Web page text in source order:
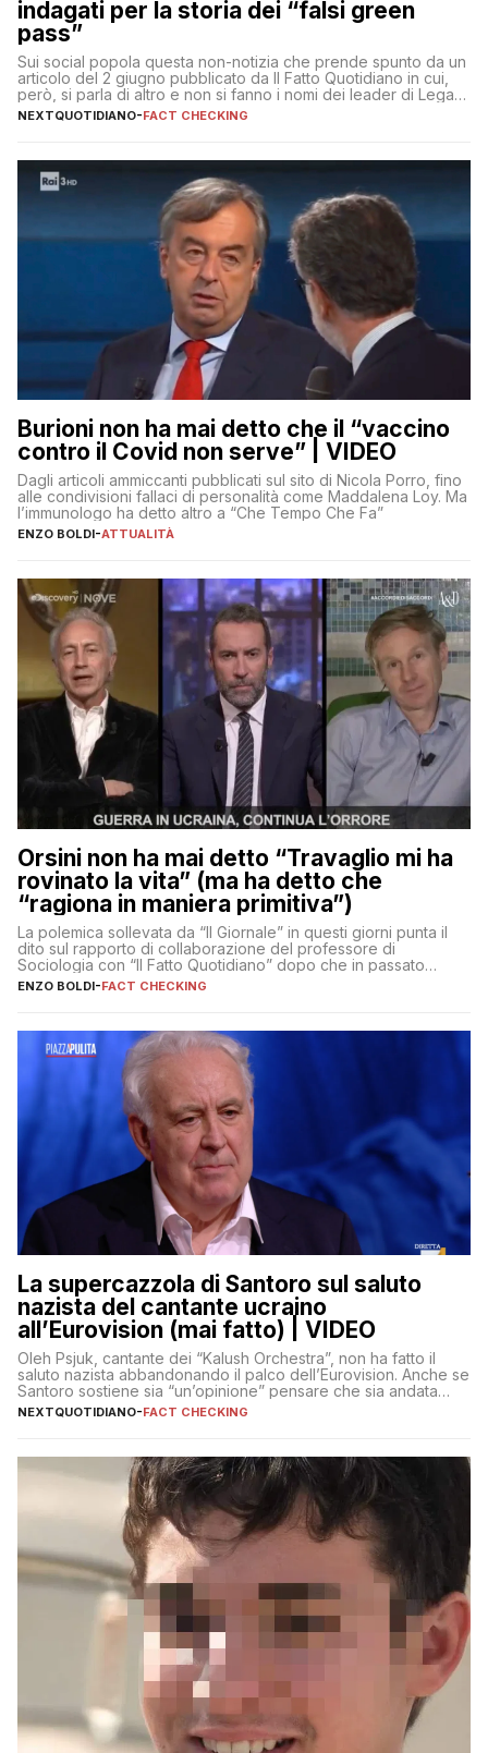
indagati per la storia dei “falsi green
pass”
Sui social popola questa non-notizia che prende spunto da un
articolo del 2 giugno pubblicato da Il Fatto Quotidiano in cui,
però, si parla di altro e non si fanno i nomi dei leader di Lega e
Fratelli d’Italia
NEXTQUOTIDIANO-FACT CHECKING
Burioni non ha mai detto che il “vaccino
contro il Covid non serve” | VIDEO
Dagli articoli ammiccanti pubblicati sul sito di Nicola Porro, fino
alle condivisioni fallaci di personalità come Maddalena Loy. Ma
l’immunologo ha detto altro a “Che Tempo Che Fa”
ENZO BOLDI-ATTUALITÀ
Orsini non ha mai detto “Travaglio mi ha
rovinato la vita” (ma ha detto che
“ragiona in maniera primitiva”)
La polemica sollevata da “Il Giornale” in questi giorni punta il
dito sul rapporto di collaborazione del professore di
Sociologia con “Il Fatto Quotidiano” dopo che in passato
erano volati stracci
ENZO BOLDI-FACT CHECKING
La supercazzola di Santoro sul saluto
nazista del cantante ucraino
all’Eurovision (mai fatto) | VIDEO
Oleh Psjuk, cantante dei “Kalush Orchestra”, non ha fatto il
saluto nazista abbandonando il palco dell’Eurovision. Anche se
Santoro sostiene sia “un’opinione” pensare che sia andata
così
NEXTQUOTIDIANO-FACT CHECKING